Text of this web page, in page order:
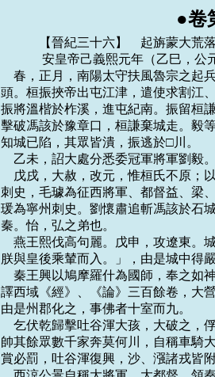
●卷
　　【晉紀三十六】　起旃蒙大荒落，盡著雍涒灘，凡四年。
    　　 安皇帝己義熙元年（乙巳，公元四零五年）
    春，正月，南陽太守扶風魯宗之起兵襲襄陽，桓蔚走江陵。己丑，劉毅等諸軍至馬
頭。桓振挾帝出屯江津，遣使求割江、荊二州，奉送天子；毅等不許。辛卯，宗之擊破
振將溫楷於柞溪，進屯紀南。振留桓謙、馮該守江陵，引兵與宗之戰，大破之。劉毅等
擊破馮該於豫章口，桓謙棄城走。毅等入江陵，執卞范之等，斬之。桓振還，望見火起，
知城已陷，其眾皆潰，振逃於□川。
    乙未，詔大處分悉委冠軍將軍劉毅。
    戊戌，大赦，改元，惟桓氏不原；以桓沖忠於王室，特宥其孫胤。以魯宗之為雍州
刺史，毛璩為征西將軍、都督益、梁、秦、涼五州諸軍事、璩弟瑾為梁、秦二州刺史，
瑗為寧州刺史。劉懷肅追斬馮該於石城，桓謙、桓怡、桓蔚、桓謐、何澹之、溫楷皆奔
秦。怡，弘之弟也。
    燕王熙伐高句麗。戊申，攻遼東。城且陷，熙命將士：「毋得先登，俟剷平其城，
朕與皇後乘輦而入。」，由是城中得嚴備，卒不克而還。
    秦王興以鳩摩羅什為國師，奉之如神，親帥群臣及沙門聽羅什講佛經，又命羅什翻
譯西域《經》、《論》三百餘卷，大營塔寺，沙門坐禪者常以千數。公卿以下皆奉佛，
由是州郡化之，事佛者十室而九。
    乞伏乾歸擊吐谷渾大孩，大破之，俘萬餘口而還，大孩走死胡園。視羆世子樹洛干
帥其餘眾數千家奔莫何川，自稱車騎大將軍、大單于、吐谷渾王。樹洛干輕徭薄賦，信
賞必罰，吐谷渾復興，沙、漒諸戎皆附之。
    西涼公暠自稱大將軍、大都督、領秦、涼二州牧，大赦，改元建初，遣捨人黃始梁
興間行奉表詣建康。
    二月，丁巳，留台備法駕迎帝於江陵，劉毅、劉道規留屯夏口，何無忌奉帝東還。
    初，毛璩聞桓振陷江陵，帥眾三萬順流東下，將討之，使其弟西夷校尉瑾、蜀郡太
守瑗出外水，參軍巴西譙縱、侯暉出涪水。蜀人不樂遠征，暉至五城水口，與巴西陽昧
謀作亂。縱為人和謹，蜀人愛之，暉、昧共逼縱為主，縱不可，走投於水；引出，以兵
逼縱登輿，縱又投地，叩頭固辭，暉縛縱於輿。還，襲毛瑾於涪城，殺之，推縱為梁、
秦二州刺史。璩至略城，聞變，奔還成都，遣參軍王瓊將兵討之，為縱弟明子所敗，死
者什八九。益州營戶李騰開城納縱兵，殺璩及弟瑗，滅其家。縱稱成都王，以從弟洪為
益州刺史，以明子為巴州刺史屯白帝。於是蜀大亂，漢中空虛，氐王楊盛遣其兄子平南
將軍撫據之。
    癸亥，魏主珪還自豺山，罷尚書三十六曹。
    三月，桓振自鄖城襲江陵，荊州刺史司馬休之戰敗，奔襄陽，振自稱荊州刺史。建
威將軍劉懷肅自雲杜引兵馳赴，與振戰於沙橋；劉毅遣廣武將軍唐興助之，臨隈斬振，
復取江陵。
    甲午，帝至建康。乙未，百官詣闕請罪，詔令復職。
    尚書殷仲文以朝廷音樂未備，言於劉裕，請治之。裕曰：「今日不暇給，且性所不
解。」仲文曰：「好之自解。」裕曰：「正以解則好之，故不習耳。」
    庚子，以琅邪王德文為大司馬，武陵王遵為太保，劉裕為侍中、車騎將軍、都督中
外諸軍事，徐、青二州刺史如故，劉毅為左將軍，何無忌為右將軍、督豫州、揚州五郡
軍事、豫州刺史，劉道規為輔國將軍、督淮北諸軍事、并州刺史，魏詠之為征虜將軍、
吳國內史。裕固讓不受，加錄尚書事，又不受，屢請歸籓；詔百官敦勸，帝親幸其第。
裕惶懼，復詣闕陳請，乃聽歸籓。以魏詠之為荊州刺史，代司馬休之。初，劉毅嘗為劉
敬宣寧朔參軍，時人或以雄傑許之。敬宣曰：「夫非常之才自有調度，豈得便謂引君為
人豪邪！此君之性，外寬而內忌，自伐而尚人，若一旦遭遇，亦當以陵上取禍耳。」毅
聞而恨之。及敬宣為江州，辭以無功，不宜援任先於毅等，裕不許。毅使人言於裕曰：
「劉敬宣不豫建議。猛將勞臣，方須敘報；如敬宣之比，宜令在後。若使君不忘平生，
正可為員外常侍耳。聞已授郡，實為過優；尋復為江州，尢為駭惋。」敬宣愈不自安，
自表解職；乃召還為宣城內史。
    夏，四月，劉裕旋鎮京口，改授都督荊、司等十六州諸軍事，加領兗州刺史。
    盧循遣使貢獻。時朝廷新定，未暇征討；壬申，以循為廣州刺史，徐道覆為始興相。
循遺劉裕智粽，裕報以續命湯。循以前琅邪內史王誕為平南長史。誕說循曰：「誕本非
戎旅，在此無用；素為劉鎮軍所厚，若得北歸，必蒙寄任，公私際會，仰答厚恩。」循
甚然之。劉裕與循書，令遣吳隱之還，循不從。誕復說循曰：「將軍今留吳公，公私非
計。孫伯符豈不欲留華子魚邪？但以一境不容二君耳。」於是循遣隱之與誕俱還。
    初，南燕主備德仕秦為張掖太守，其兄納與母公孫氏居於張掖，備德之從秦王堅寇
淮南也，留金刀與其母別。備德與燕王垂舉兵於山東，張掖太守苻昌收納及備德諸子，
皆誅之，公孫氏以老獲免，納妻段氏方娠，未決。獄掾呼延平，備德之故吏也，竊以公
孫氏及段氏逃於羌中。段氏生子超，十歲而孫氏病，臨卒，以金刀授超曰：「汝得東歸，
當經此刀還汝叔也。」呼延平又以超母子奔涼。及呂隆降秦，超隨涼州民徙長安。平卒，
段氏為超娶女為婦。
    超恐為秦人所錄，乃陽狂行乞；秦人賤之，惟東平公紹見而異之，言於秦王興曰：
「慕容超姿干瑰偉，殆非真狂，願微加官爵以縻之。」興召見，與語，超故為謬對，或
問而不答。興謂紹曰：「諺雲『妍皮不裹癡骨，』徒妄語耳。」乃罷遣之。
    備德聞納有遣腹子在秦，遣濟陰人吳辯往視之，辯因鄉人宗正謙賣卜在長安，以告
超。超不敢告其母妻，潛與謙變換姓名逃歸南燕。行至梁父，鎮南長史悅壽以告兗州刺
史慕容法。法曰：「昔漢有卜者詐稱衛太子，今安知非此類也！」不禮之。超由是與法
有隙。
    備德聞超至，大喜，遣騎三百迎之。超至廣固，以金刀獻於備德。備德慟哭，悲不
自勝。封超北海王，拜侍中、驃騎大將軍、司隸校尉、開府，妙選時賢，為之僚佐。備
德無子，欲以超為嗣。超入則侍奉盡歡，出則傾身下士，由是內外譽望翕然歸之。
    五月，桂陽太守章武王秀及益州刺史司馬軌之謀反，伏誅。秀妻，桓振之妹也，故
自疑而反。桓玄餘黨桓亮、苻宏等擁眾寇亂郡縣者以十數，劉毅、劉道規、檀祗等分兵
討滅之，荊、汀、江、豫皆平。詔以毅為都督淮南等五郡軍事、豫州刺史，何無忌為都
督江東五郡軍事、會稽內史。
    北青州刺史劉該反，引魏為援，清河、陽平二郡太守孫全聚眾應之。六月，魏豫州
刺史索度真、大將斛斯蘭寇徐州，圍彭城。劉裕遣其弟南彭城內史道憐、東海太守孟龍
符將兵救之，斬該及全，魏兵敗走。龍符，懷玉之弟也。
    秦隴西公碩德伐仇池，屢破楊盛兵；將軍斂俱攻漢中，拔成固，徙流民三千餘家於
關中。秋，七月，楊盛請降於秦。秦以盛為都督益、寧二州諸軍事、征南大將軍、益州
牧。
    劉裕遣使求和於泰，且求南鄉等諸郡，秦王興許之。群臣鹹以為不可，興曰：「天
下之善一也。劉裕拔起細微，能討誅桓玄，興復晉室，內釐庶政，外修封疆，吾何惜數
郡，不以成其美乎！」遂割南鄉、順陽、新野、舞陰等十二郡歸於晉。
    八月，燕遼西太守邵顏有罪，亡命為盜；九月，中常侍郭仲討斬之。
    汝水竭，南燕主備德惡之，俄而寢疾。北海王超請禱之，備德曰：「人主之命，短
長在天，非汝水所能制也。」固請，不許。
    戊午，備德引見群臣於東陽殿，議立超為太子。俄而地震，百僚驚恐，備德亦不自
安，還宮。是夜，疾篤，瞑不能言。段後大呼：「今召中書作詔立超，可乎？」備德開
目頷之。乃立超為皇太子，大赦，備德尋卒。為十餘棺，夜，分出四門，潛瘞山谷。
    己未，超即皇帝位，大赦，改元太上。尊段後為皇太后。以北地王鐘都督中外諸軍、
錄尚書事，慕容法為征南大將軍、都督徐、兗、揚、南兗四州諸軍事，加慕容鎮開府儀
同三司，以尚書令封孚為太尉，□仲為司空，封嵩為尚書左僕射。癸亥。虛葬備德於東
陽陵，謚曰獻武皇帝，廟號世宗。
    超引所親公孫五樓為腹心。備德故大臣北地王鐘、段宏等皆不自安，求被外職。超
以鐘為青州牧，宏為徐州刺史。公孫五樓為武衛將軍，領屯騎校尉，內參政事。封孚諫
曰：「臣聞親不處外，羈不處內。鐘，國之宗臣，社稷所賴；宏，外戚懿望，百姓具瞻；
正應參翼百揆，不宜遠鎮外方。今鐘等出籓，五樓內輔，臣竊未安。」超不從。鐘、宏
心皆不平，相謂曰：「黃犬之皮，恐終補狐裘也。」五樓聞而恨之。
    魏詠之卒，江陵令羅修謀舉兵襲江陵，奉王慧龍為主。劉裕以并州刺史劉道規為都
督荊、寧等六州諸軍事、荊州刺史。修不果發，奉慧龍奔秦。
    乞伏乾歸伐仇池，為楊盛所敗。西涼公暠與長史張邈謀徙都酒泉，以逼沮渠蒙遜；
以張體頂為建康太守，鎮樂涫，以宋繇為敦煌護軍，與其子敦煌太守讓鎮敦煌，遂遷於
酒泉。
    辱手令戒諸子，以為：「從政者當審慎賞罰，勿任愛憎，近忠正，遠佞諛，勿使左
右竊弄威福。毀譽之不，當研核真偽；聽訟折獄，必和顏任理，謹勿逆詐億必，輕加聲
色。務廣咨詢，勿自專用。吾蒞事五年，雖未能息民，然含垢匿瑕，朝為寇仇，夕委心
膂，粗無負於新舊，事任公平，坦然無類，初不容懷，有所損益。計近則如不足，經遠
乃為有餘，庶亦無愧前人也。」
    十二月，燕王熙襲契丹。
    　　 安皇帝己義熙二年（丙午，公元四零六年）
    春，正月，甲申，魏主辱如豺山宮。諸州置三刺史，郡置三太守，縣置三令長；刺
史、令長各之州縣，太守雖置而未臨民，功臣為州者皆征還京師，以爵歸第。
    益州刺史司馬榮期擊譙明子於白帝，破之。
    燕王熙至陘北，畏契丹之眾，欲還，苻後不聽，戊申，遂棄輜重，輕兵襲高句麗。
    南燕主超猜虐日甚，政出權幸，盤於游畋，封畋、韓言卓屢諫不聽。超嘗臨軒問孚
曰：「朕可方前世何主？」對曰：「桀、紂。」超慚怒，孚徐步而出，不為改容。鞠仲
謂孚曰：「與天子言，何得如是！宜還謝。」孚曰：「行年七十，惟求死所耳！」竟不
謝。超以其時望，優容之。
    桓玄之亂，河間王曇之子國璠、叔璠奔南燕。二月，甲戌，國璠等攻隱弋陽。
    燕軍行三千餘里，士馬疲凍，死者屬路，攻高句麗木底城，不克而還。夕陽公雲傷
於矢，且畏燕王熙之虐，遂以疾去官。
    三月，庚子，魏主辱還平城。夏，四月，庚申，復如豺山宮。甲午，還平城。
    柔然社侖侵魏邊。
    五月，燕主寶之子博陵公虔、上黨公昭，皆以嫌疑賜死。
    六月，秦隴西公碩德自上邽入朝，秦王興為之大赦；及歸，送之至雍乃還。興事晉
公緒及碩德皆如家人禮，車馬、服玩，先奉二叔，而自服其次，國家大政，皆咨而後行。
    禿髮辱檀伐沮渠蒙遜，蒙遜嬰城固守。辱檀至赤泉而還，獻馬三千匹、羊三萬口於
秦。秦王興以為忠，以辱檀為都督河右諸軍事、車騎大將軍、涼州刺史，鎮姑臧，征王
尚還長安。涼州人申屠英等遣王簿胡威詣長安請留尚，興弗許。威見興，流涕言曰：
「臣州奉戴王化，於茲五年，王宇僻遠，威靈不接，士民嘗膽抆血，共守孤城；仰恃陛
下聖德，俯杖良牧仁政，克自保全，以至今日。陛下奈何乃以臣等貿馬三千匹、羊三萬
口；賤人貴畜，無乃不可！若軍國須馬，直煩尚書一符，臣州三千餘戶，各輸一馬，朝
下夕辦，何難之有！昔漢武傾天下之資力，開拓河西，以斷匈奴右臂。今陛下無故棄五
郡之地忠良華族，以資暴虜，豈惟臣州士民墜於塗炭，恐方為聖朝旰食之憂。」興悔之，
使西平人車普馳止王尚，又遣使諭辱檀。會辱檀已帥步騎三萬軍於五澗，普先以狀告之，
辱檀遽逼遣王尚；尚出自清陽門，辱檀入自涼風門。
    別賀宗敞送尚還長安，辱檀謂敞曰：「吾得涼州三千餘家，情之所寄，唯卿一人，
奈何捨我去乎！」敞曰：「今送舊君，所以忠於殿下也。」辱檀曰：「吾新牧貴州，懷
遠安邇之略如何？」敞曰：「涼土雖弊，形勝之地。殿下惠撫其民，收其賢俊以建功名，
其何求不獲！」因薦本州文武名士十餘人，辱檀嘉納之。王尚至長安，興以為尚書。
    辱檀燕群僚於宣德堂，仰視歎曰：「古人有言：『作者不居，居者不作』。信矣。」
武威孟禕曰：「昔張文王始為此堂，於今百年，十有二主矣，惟履信思順者可以久處。」
辱檀善之。
    魏主珪規度平城，欲擬鄴、洛、長安，修廣宮室。以濟陽太守莫題有巧思，召見，
與之商功。題久侍稍怠，珪怒，賜死。題，含之孫也。於是發八部五百裡內男丁築A212
南宮，闕門高十餘丈，穿溝池，廣苑囿，規立外城，方二十裡，分置市裡，三十日罷。
    秋，七月，魏太尉宜都丁公穆崇薨。
    八月，禿髮辱檀以興城侯文支鎮姑臧，自還樂都；雖受秦爵命，然其車服禮儀，皆
如王者。
    甲辰，魏主辱如豺山宮，遂之石漠。九月，度漠北；癸巳，南還長川。
    劉裕聞譙縱反，遣龍驤將軍毛修之將兵與司馬榮期、文處茂、時延祖共討之。修之
至宕渠，榮期為其參軍楊承祖所殺。承祖自稱巴州刺史，修之退還白帝。
    禿髮辱檀求好於西涼，西涼公暠許之。沮渠蒙遜襲酒泉，至安珍。暠戰敗，城守，
蒙遜引還。
    南燕公孫五樓欲擅朝權，譖北地王鐘於南燕主超，請誅之。南燕主備德之卒也，慕
容法不奔喪，超遣使讓之；法懼，遂與鐘及段宏謀反。超聞之，征鐘，鐘稱疾不至。超
收其黨侍中慕容統等，殺之。征南司馬卜珍告左僕射封嵩數與法往來，疑有奸，超收嵩
下廷尉。太后懼，泣告超曰：「嵩數遣黃門令牟常說吾雲：「帝非太后所生，恐依永康
故事。我婦人識淺，恐帝見殺，即以語法。法為謀見誤，知復何言。」超乃車裂嵩。西
中郎將封融奔魏。
    超遣慕容鎮攻青州，慕容昱攻徐州，右僕射濟陽五及韓范攻兗州。昱拔莒城，段宏
奔魏。封融與群盜襲石塞城，殺鎮西大將軍餘郁，國中振恐。濟陽王凝謀殺韓范，襲廣
固，范知之，勒兵攻凝，凝奔梁父；范並將其眾，攻梁父，克之。法出奔魏，凝出奔秦。
慕容鎮克青州，鐘殺其妻子。地道以出，與高都公始皆奔秦。秦以鐘為始平太守，凝為
侍中。
    南燕主超好變更舊制，朝野多不悅；又欲復肉刑，增置烹轘之法，眾議不合而止。
    冬，十月，封孚卒。
    尚書論建義功，奏封劉裕豫章郡公，劉毅南平郡公，何無忌安城郡公，自餘封賞有
差。
    梁州刺史劉稚反，劉毅遣將討禽之。
    庚申，魏主珪還平城。
    乙亥，以左將軍孔安國為尚書左僕射。
    十一月，禿髮辱檀遷於姑臧。
    乞伏乾歸入朝於秦。
    十二月，以何無忌為都督荊、江、豫三州八郡軍事、江州刺